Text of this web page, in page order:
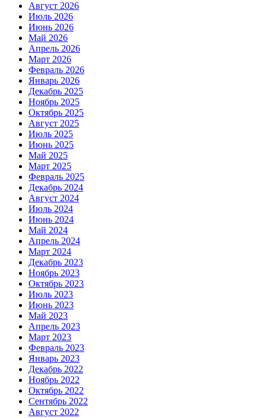
Август 2026
Июль 2026
Июнь 2026
Май 2026
Апрель 2026
Март 2026
Февраль 2026
Январь 2026
Декабрь 2025
Ноябрь 2025
Октябрь 2025
Август 2025
Июль 2025
Июнь 2025
Май 2025
Март 2025
Февраль 2025
Декабрь 2024
Август 2024
Июль 2024
Июнь 2024
Май 2024
Апрель 2024
Март 2024
Декабрь 2023
Ноябрь 2023
Октябрь 2023
Июль 2023
Июнь 2023
Май 2023
Апрель 2023
Март 2023
Февраль 2023
Январь 2023
Декабрь 2022
Ноябрь 2022
Октябрь 2022
Сентябрь 2022
Август 2022